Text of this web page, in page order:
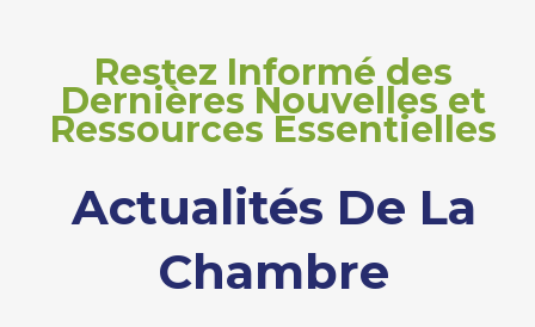
Restez Informé des
Dernières Nouvelles et
Ressources Essentielles
Actualités De La
Chambre